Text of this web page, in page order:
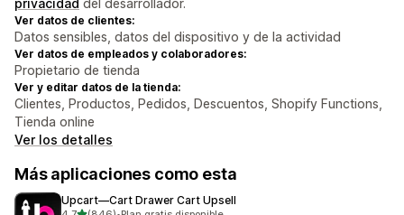
privacidad del desarrollador.
Ver datos de clientes:
Datos sensibles, datos del dispositivo y de la actividad
Ver datos de empleados y colaboradores:
Propietario de tienda
Ver y editar datos de la tienda:
Clientes, Productos, Pedidos, Descuentos, Shopify Functions,
Tienda online
Ver los detalles
Más aplicaciones como esta
Upcart—Cart Drawer Cart Upsell